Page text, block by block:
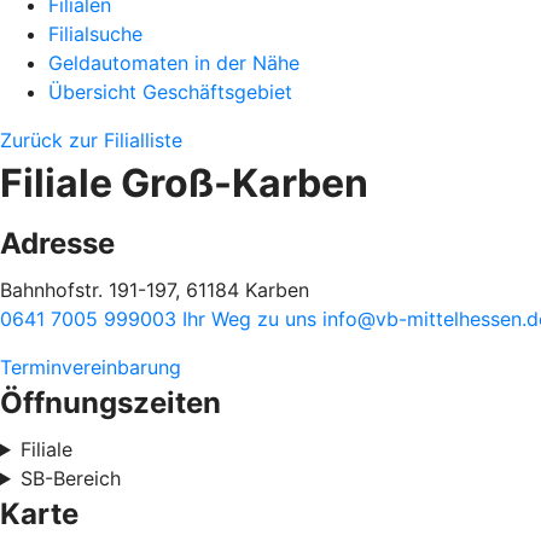
Filialen
Filialsuche
Geldautomaten in der Nähe
Übersicht Geschäftsgebiet
Zurück zur Filialliste
Filiale Groß-Karben
Adresse
Bahnhofstr. 191-197, 61184 Karben
0641 7005 999003 Ihr Weg zu uns info@vb-
Terminvereinbarung
Öffnungszeiten
Filiale
SB-Bereich
Karte